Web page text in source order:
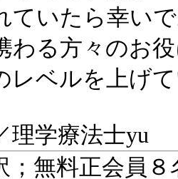
ていたら幸い
わる方々のお
レベルを上げ
理学療法士yu
；無料正会員